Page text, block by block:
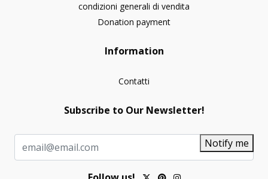
condizioni generali di vendita
Donation payment
Information
Contatti
Subscribe to Our Newsletter!
Notify me